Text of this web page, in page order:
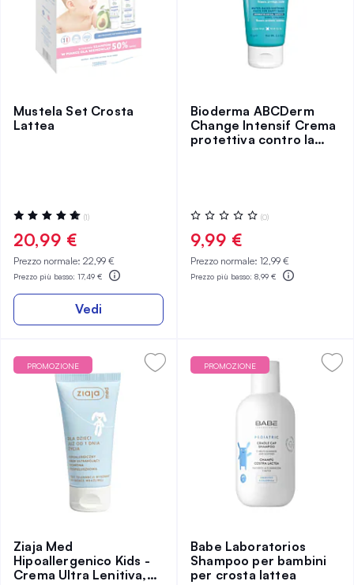
Mustela Set Crosta
Lattea
Valutazione:
100%
(1)
20,99 €
Prezzo normale: 22,99 €
Prezzo più basso: 17,49 €
Vedi
Bioderma ABCDerm
Change Intensif Crema
protettiva contro la
Valutazione:
0%
(0)
9,99 €
Prezzo normale: 12,99 €
Prezzo più basso: 8,99 €
PROMOZIONE
Ziaja Med
Hipoallergenico Kids -
Crema Ultra Lenitiva,
PROMOZIONE
Babe Laboratorios
Shampoo per bambini
per crosta lattea